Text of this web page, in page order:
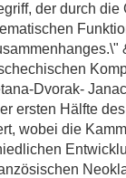
der durch die
Dvorak-
ersten Hälfte
wobei die